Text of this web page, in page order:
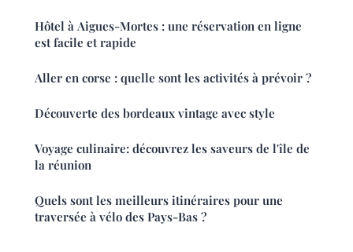
Hôtel à Aigues-Mortes : une réservation en ligne
est facile et rapide
Aller en corse : quelle sont les activités à prévoir ?
Découverte des bordeaux vintage avec style
Voyage culinaire: découvrez les saveurs de l'île de
la réunion
Quels sont les meilleurs itinéraires pour une
traversée à vélo des Pays-Bas ?